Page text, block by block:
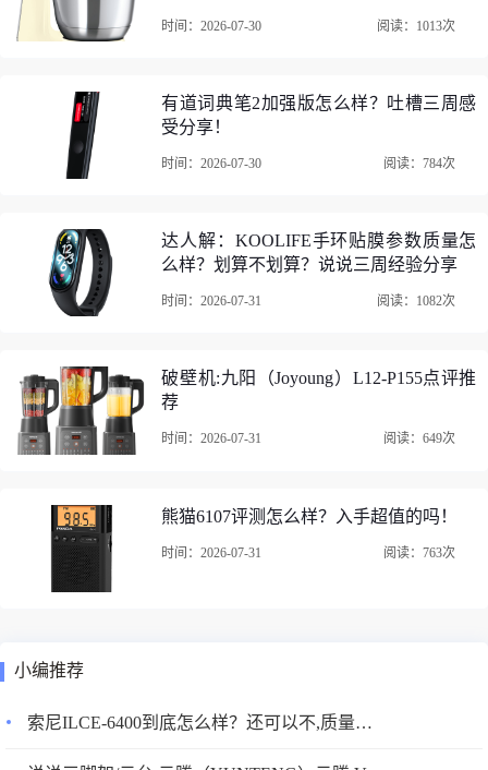
时间：2026-07-30 阅读：1013次
有道词典笔2加强版怎么样？吐槽三周感
受分享！
时间：2026-07-30 阅读：784次
达人解：KOOLIFE手环贴膜参数质量怎
么样？划算不划算？说说三周经验分享
时间：2026-07-31 阅读：1082次
破壁机:九阳（Joyoung）L12-P155点评推
荐
时间：2026-07-31 阅读：649次
熊猫6107评测怎么样？入手超值的吗！
时间：2026-07-31 阅读：763次
小编推荐
索尼ILCE-6400到底怎么样？还可以不,质量真的好？